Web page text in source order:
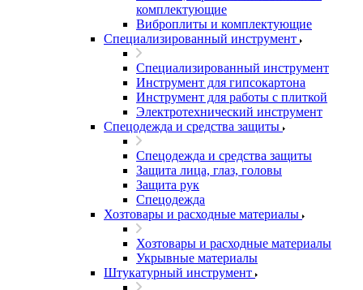
комплектующие
Виброплиты и комплектующие
Специализированный инструмент
Специализированный инструмент
Инструмент для гипсокартона
Инструмент для работы с плиткой
Электротехнический инструмент
Спецодежда и средства защиты
Спецодежда и средства защиты
Защита лица, глаз, головы
Защита рук
Спецодежда
Хозтовары и расходные материалы
Хозтовары и расходные материалы
Укрывные материалы
Штукатурный инструмент